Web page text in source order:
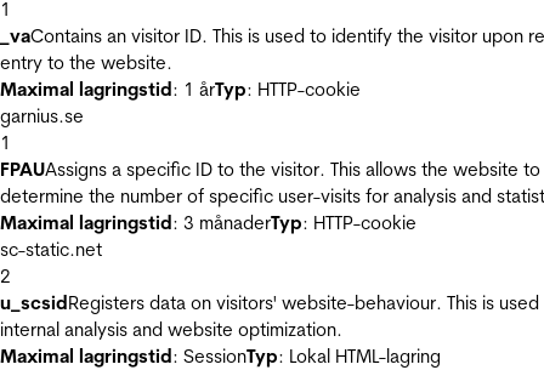
1
_vaContains an visitor ID. This is used to identify the visitor upon
entry to the website.
Maximal lagringstid: 1 årTyp: HTTP-cookie
garnius.se
1
FPAUAssigns a specific ID to the visitor. This allows the website to
determine the number of specific user-visits for analysis and
Maximal lagringstid: 3 månaderTyp: HTTP-cookie
sc-static.net
2
u_scsidRegisters data on visitors' website-behaviour. This is
internal analysis and website optimization.
Maximal lagringstid: SessionTyp: Lokal HTML-lagring